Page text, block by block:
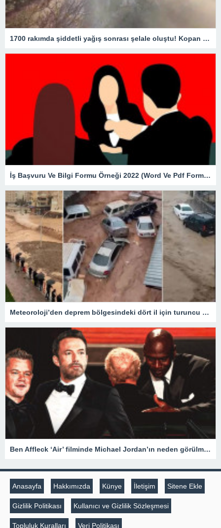
1700 rakımda şiddetli yağış sonrası şelale oluştu! Kopan kaya parçaları yola savruldu
İş Başvuru Ve Bilgi Formu Örneği 2022 (Word Ve Pdf Formatında)
Meteoroloji’den deprem bölgesindeki dört il için turuncu kod alarmı
Ben Affleck ‘Air’ filminde Michael Jordan’ın neden görülmediğini açıkladı
Anasayfa Hakkımızda Künye İletişim Sitene Ekle
Gizlilik Politikası Kullanıcı ve Gizlilik Sözleşmesi
Topluluk Kuralları Veri Politikası